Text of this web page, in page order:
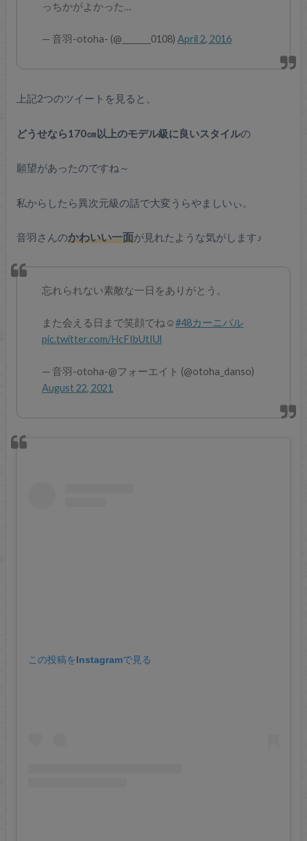
っちかがよかった…
— 音羽-otoha- (@_______0108)April 2, 2016
上記2つのツイートを見ると、
どうせなら170㎝以上のモデル級に良いスタイルの
願望があったのですね～
私からしたら異次元級の話で大変うらやましいぃ。
音羽さんのかわいい一面が見れたような気がします♪
忘れられない素敵な一日をありがとう。
また会える日まで笑顔でね☺︎#48カーニバル
pic.twitter.com/HcFIbUtIUl
— 音羽-otoha-@フォーエイト (@otoha_danso)
August 22, 2021
この投稿をInstagramで見る